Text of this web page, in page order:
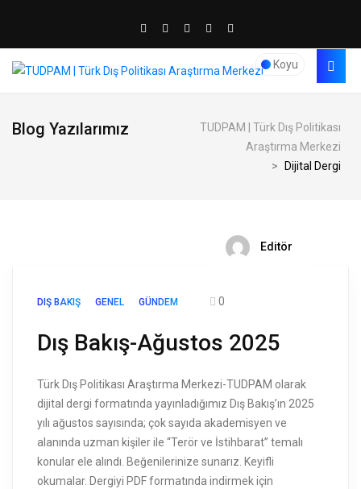
Koyu
Blog Yazılarımız
TUDPAM | Türk Dış Politikası
Araştırma Merkezi
>
Dijital Dergi
Editör
DIŞ BAKIŞ GENEL GÜNDEM 0
Dış Bakış-Ağustos 2025
Türk Dış Politikası Araştırma Merkezi-TUDPAM olarak
dijital dergi formatında yayınladığımız Dış Bakış’ın 2025
yılı ağustos sayısında; çok sayıda akademisyen ve
alanında uzman kişiler ile “Terör ve İstihbarat” temalı
konular ele alındı. Beğenilerinize sunarız. Keyifli
okumalar. Dergiyi PDF formatında indirmek için